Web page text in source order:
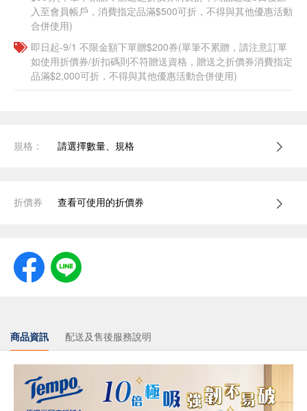
入至會員帳戶，消費指定品滿$500可折，不得與其他優惠活動
合併使用)
即日起-9/1 不限金額下單贈$200券(單筆不累贈，請注意訂單
如使用折價券/折扣碼則不符贈送資格，贈送之折價券消費指定
品滿$2,000可折，不得與其他優惠活動合併使用)
規格： 請選擇數量、規格
折價券 查看可使用的折價券
商品資訊 配送及售後服務說明